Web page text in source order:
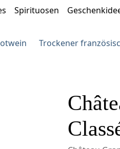
Spirituosen
Trockener